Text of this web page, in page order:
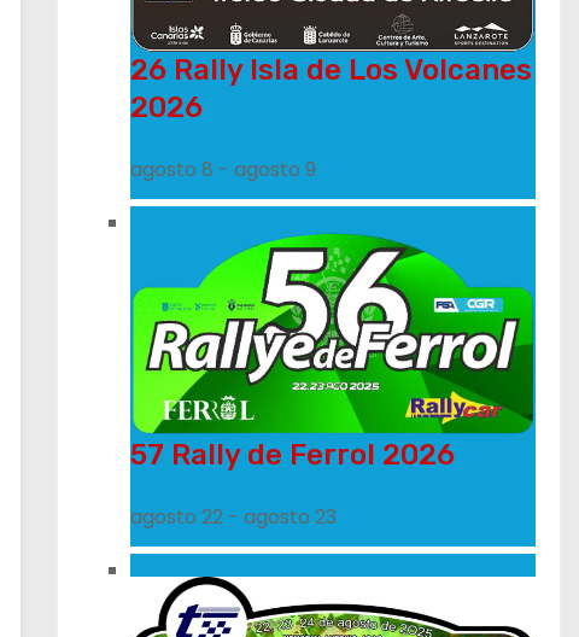
26 Rally Isla de Los Volcanes
2026
agosto 8 - agosto 9
57 Rally de Ferrol 2026
agosto 22 - agosto 23